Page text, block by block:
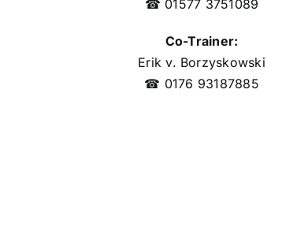
☎ ‪01577 3751089‬
Co-Trainer:
Erik v. Borzyskowski
☎ 0176 93187885